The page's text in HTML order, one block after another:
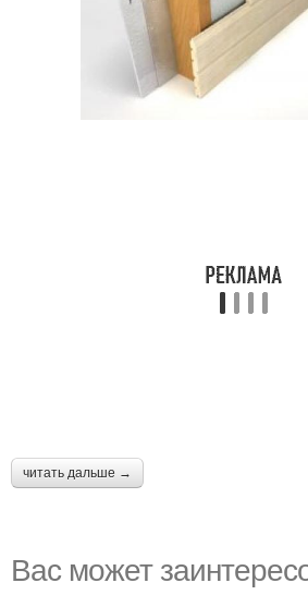
читать дальше →
Вас может